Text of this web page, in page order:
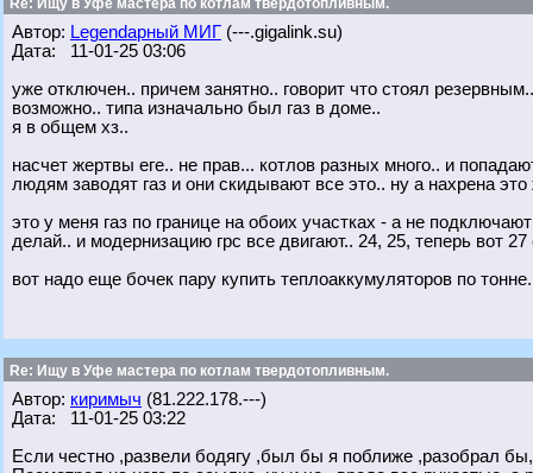
Re: Ищу в Уфе мастера по котлам твердотопливным.
Автор: Legendарный МИГ (---.gigalink.su)
Дата: 11-01-25 03:06
уже отключен.. причем занятно.. говорит что стоял
возможно.. типа изначально был газ в доме..
я в общем хз..
насчет жертвы еге.. не прав... котлов разных много.. и
людям заводят газ и они скидывают все это.. ну а нахрена
это у меня газ по границе на обоих участках - а не
делай.. и модернизацию грс все двигают.. 24, 25, теперь вот 27
вот надо еще бочек пару купить теплоаккумуляторов по
Re: Ищу в Уфе мастера по котлам твердотопливным.
Автор: киримыч (81.222.178.---)
Дата: 11-01-25 03:22
Если честно ,развели бодягу ,был бы я поближе ,разобрал